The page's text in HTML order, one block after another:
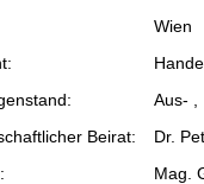
Wien
Aus- ,
Beirat:
Dr.
Mag.